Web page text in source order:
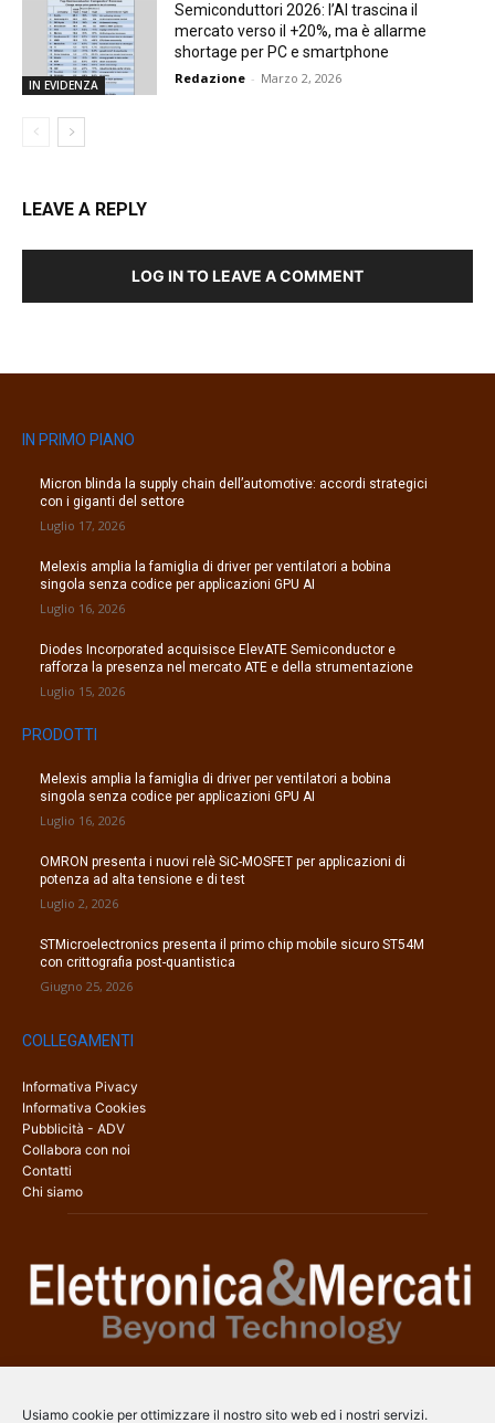
Usiamo cookie per ottimizzare il nostro sito web ed i nostri servizi.
IN EVIDENZA
Semiconduttori 2026: l’AI trascina il
mercato verso il +20%, ma è allarme
shortage per PC e smartphone
Redazione - Marzo 2, 2026
LEAVE A REPLY
LOG IN TO LEAVE A COMMENT
IN PRIMO PIANO
Micron blinda la supply chain dell’automotive: accordi strategici
con i giganti del settore
Luglio 17, 2026
Melexis amplia la famiglia di driver per ventilatori a bobina
singola senza codice per applicazioni GPU AI
Luglio 16, 2026
Diodes Incorporated acquisisce ElevATE Semiconductor e
rafforza la presenza nel mercato ATE e della strumentazione
Luglio 15, 2026
PRODOTTI
Melexis amplia la famiglia di driver per ventilatori a bobina
singola senza codice per applicazioni GPU AI
Luglio 16, 2026
OMRON presenta i nuovi relè SiC-MOSFET per applicazioni di
potenza ad alta tensione e di test
Luglio 2, 2026
STMicroelectronics presenta il primo chip mobile sicuro ST54M
con crittografia post-quantistica
Giugno 25, 2026
COLLEGAMENTI
Informativa Pivacy
Informativa Cookies
Pubblicità - ADV
Collabora con noi
Contatti
Chi siamo